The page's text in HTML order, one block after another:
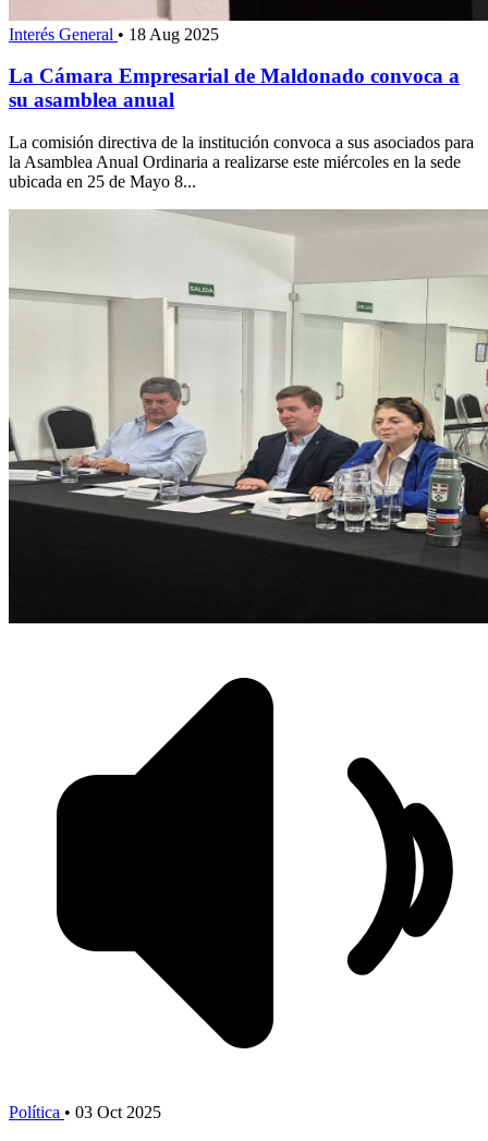
Interés General • 18 Aug 2025
La Cámara Empresarial de Maldonado convoca a
su asamblea anual
La comisión directiva de la institución convoca a sus asociados para
la Asamblea Anual Ordinaria a realizarse este miércoles en la sede
ubicada en 25 de Mayo 8...
Política • 03 Oct 2025